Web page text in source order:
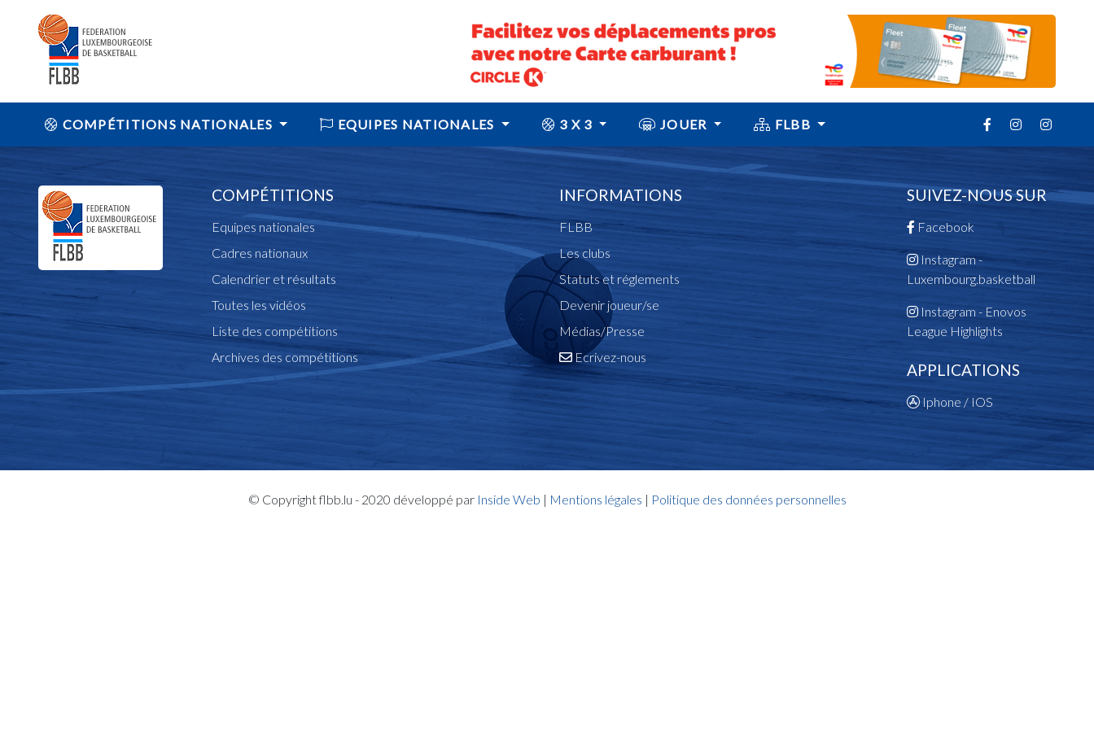
COMPÉTITIONS NATIONALES EQUIPES NATIONALES 3 X 3 JOUER FLBB
COMPÉTITIONS
Equipes nationales
Cadres nationaux
Calendrier et résultats
Toutes les vidéos
Liste des compétitions
Archives des compétitions
INFORMATIONS
FLBB
Les clubs
Statuts et réglements
Devenir joueur/se
Médias/Presse
Ecrivez-nous
SUIVEZ-NOUS SUR
Facebook
Instagram -
Luxembourg.basketball
Instagram - Enovos
League Highlights
APPLICATIONS
Iphone / IOS
© Copyright flbb.lu - 2020 développé par Inside Web | Mentions légales | Politique des données personnelles